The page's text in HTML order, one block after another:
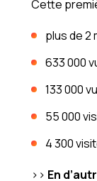
Cette
plus de 2
633 000
133 000
55 000
4 300
>> En